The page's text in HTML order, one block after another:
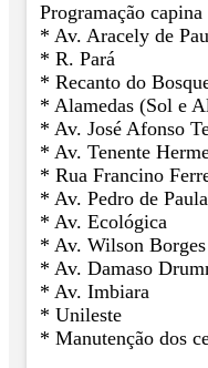
Programação capina
* Av. Aracely de
* R. Pará
* Recanto do
* Alamedas (Sol e
* Av. José Afonso
* Av. Tenente
* Rua Francino
* Av. Pedro de
* Av. Ecológica
* Av. Wilson Borges
* Av. Damaso
* Av. Imbiara
* Unileste
* Manutenção dos